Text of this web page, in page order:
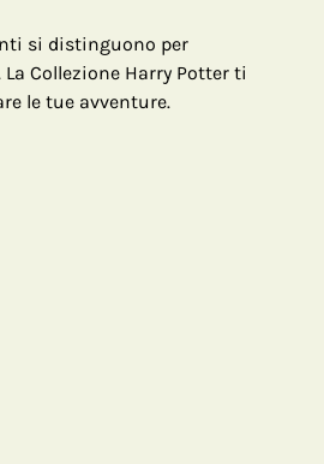
si distinguono per
Collezione Harry Potter ti
le tue avventure.